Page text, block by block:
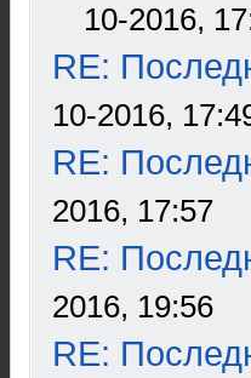
10-2016,
RE:
10-2016,
RE:
2016, 17:57
RE:
2016, 19:56
RE: